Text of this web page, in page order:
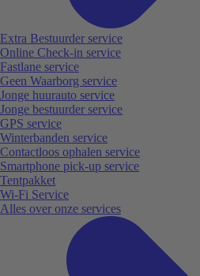
Extra Bestuurder service
Online Check-in service
Fastlane service
Geen Waarborg service
Jonge huurauto service
Jonge bestuurder service
GPS service
Winterbanden service
Contactloos ophalen service
Smartphone pick-up service
Tentpakket
Wi-Fi Service
Alles over onze services